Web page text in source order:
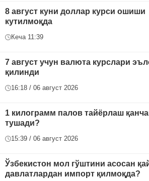
8 август куни доллар курси ошиши
кутилмоқда
Кеча 11:39
7 август учун валюта курслари
қилинди
16:18 / 06 август 2026
1 килограмм палов тайёрлаш
тушади?
15:39 / 06 август 2026
Ўзбекистон мол гўштини асосан
давлатлардан импорт қилмоқда?